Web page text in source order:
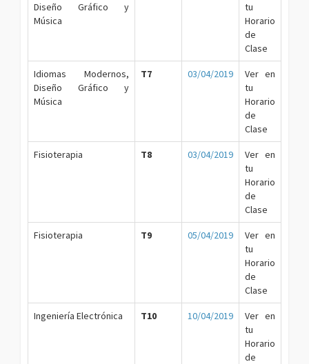
Diseño Gráfico y
Música
tu
Horario
de
Clase
Idiomas Modernos,
Diseño Gráfico y
Música
T7 03/04/2019
Ver en
tu
Horario
de
Clase
Fisioterapia T8 03/04/2019
Ver en
tu
Horario
de
Clase
Fisioterapia T9 05/04/2019
Ver en
tu
Horario
de
Clase
Ingeniería Electrónica T10 10/04/2019
Ver en
tu
Horario
de